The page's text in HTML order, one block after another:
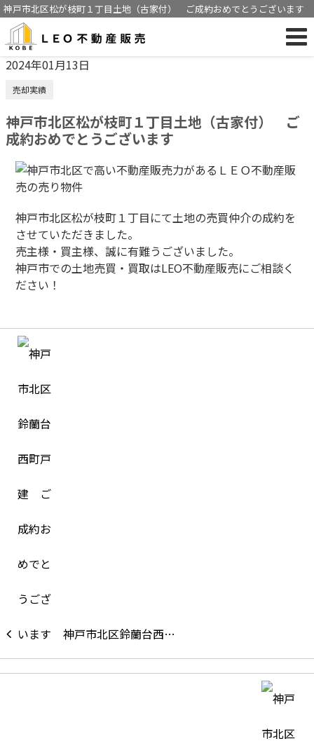
神戸市北区松が枝町１丁目土地（古家付） ご成約おめでとうございます
2024年01月13日
売却実績
神戸市北区松が枝町１丁目土地（古家付） ご
成約おめでとうございます
神戸市北区松が枝町１丁目にて土地の売買仲介の成約を
させていただきました。
売主様・買主様、誠に有難うございました。
神戸市での土地売買・買取はLEO不動産販売にご相談く
ださい！
神戸市北区鈴蘭台西…